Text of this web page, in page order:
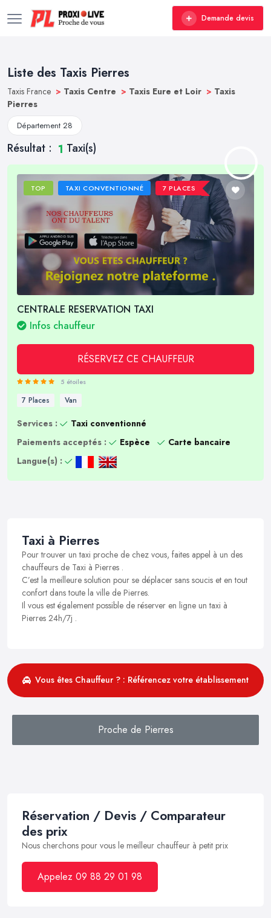
Demande devis
Liste des Taxis Pierres
Taxis France > Taxis Centre > Taxis Eure et Loir > Taxis
Pierres
Département 28
Résultat : 1 Taxi(s)
TOP TAXI CONVENTIONNÉ 7 PLACES
CENTRALE RESERVATION TAXI
Infos chauffeur
RÉSERVEZ CE CHAUFFEUR
5 étoiles
7 Places Van
Services :
Taxi conventionné
Paiements acceptés :
Espèce
Carte bancaire
Langue(s) :
Taxi à Pierres
Pour trouver un taxi proche de chez vous, faites appel à un des
chauffeurs de Taxi à Pierres .
C’est la meilleure solution pour se déplacer sans soucis et en tout
confort dans toute la ville de Pierres.
Il vous est également possible de réserver en ligne un taxi à
Pierres 24h/7j .
Vous êtes Chauffeur ? : Référencez votre établissement
Proche de Pierres
Réservation / Devis / Comparateur
des prix
Nous cherchons pour vous le meilleur chauffeur à petit prix
Appelez 09 88 29 01 98